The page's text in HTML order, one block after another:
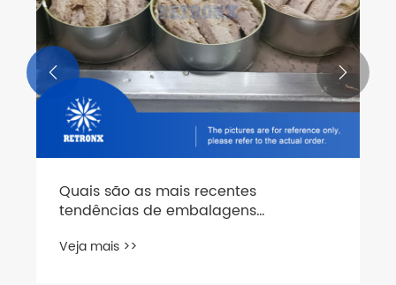
Quais são as mais recentes
tendências de embalagens
Veja mais >>
 